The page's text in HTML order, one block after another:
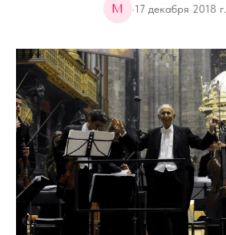
M ·17 декабря 2018 г.